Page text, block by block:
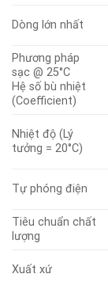
Dòng lớn nhất
Phương pháp
sạc @ 25°C
Hệ số bù nhiệt
(Coefficient)
Nhiệt độ (Lý
tưởng = 20°C)
Tự phóng điện
Tiêu chuẩn chất
lượng
Xuất xứ